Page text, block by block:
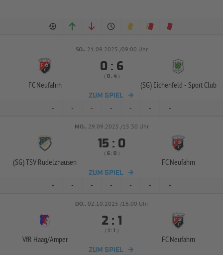
SO.. 21.09.2025 /09:00 Uhr
FC Neufahrn
 : 
( :  )
(SG) Eichenfeld - Sport Club
ZUM SPIEL
- - - - - - -
MO.. 29.09.2025 /15:30 Uhr
(SG) TSV Rudelzhausen
 : 
( :  )
FC Neufahrn
ZUM SPIEL
- - - - - - -
DO.. 02.10.2025 /16:00 Uhr
VfR Haag/Amper
 : 
(  :  )
FC Neufahrn
ZUM SPIEL